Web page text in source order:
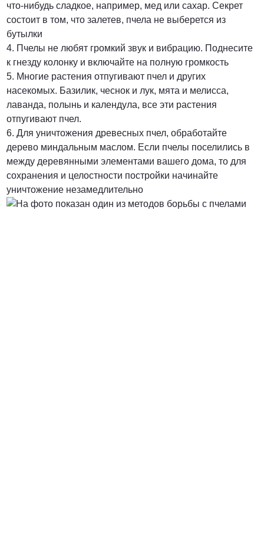
что-нибудь сладкое, например, мед или сахар. Секрет
состоит в том, что залетев, пчела не выберется из
бутылки
4. Пчелы не любят громкий звук и вибрацию. Поднесите
к гнезду колонку и включайте на полную громкость
5. Многие растения отпугивают пчел и других
насекомых. Базилик, чеснок и лук, мята и мелисса,
лаванда, полынь и календула, все эти растения
отпугивают пчел.
6. Для уничтожения древесных пчел, обработайте
дерево миндальным маслом. Если пчелы поселились в
между деревянными элементами вашего дома, то для
сохранения и целостности постройки начинайте
уничтожение незамедлительно